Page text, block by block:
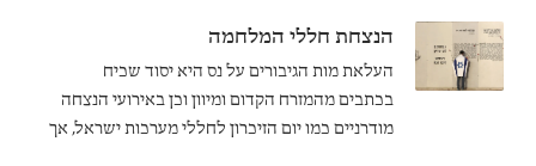
ויוספוס פלביוס הסתייגו מחלק מבחירותיו, טיבריוס
פעל לא משנאת ישראל כי אם מאהבת רומי.
הנצחת חללי המלחמה
העלאת מות הגיבורים על נס היא יסוד שכיח
בכתבים מהמזרח הקדום ומיוון וכן באירועי הנצחה
מודרניים כמו יום הזיכרון לחללי מערכות ישראל, אך